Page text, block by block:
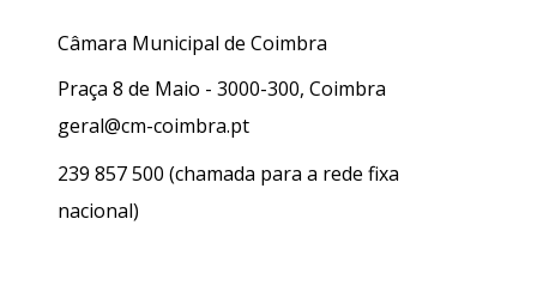
Câmara Municipal de Coimbra
Praça 8 de Maio - 3000-300, Coimbra
geral@cm-coimbra.pt
239 857 500 (chamada para a rede fixa
nacional)